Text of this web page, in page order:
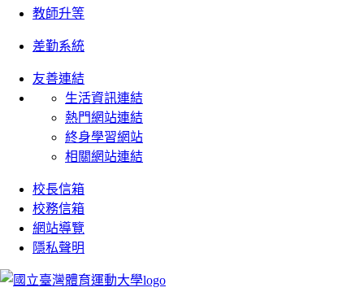
教師升等
差勤系統
友善連結
生活資訊連結
熱門網站連結
終身學習網站
相關網站連結
校長信箱
校務信箱
網站導覽
隱私聲明